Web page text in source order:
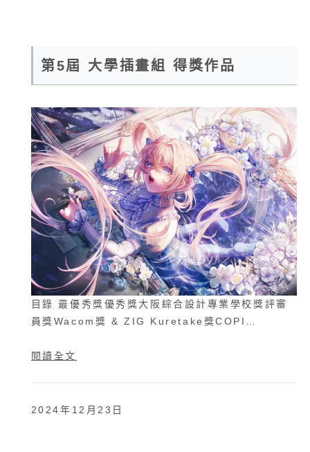
第5屆 大學插畫組 得獎作品
目錄 最優秀獎優秀獎大阪綜合設計專業學校獎評審
員獎Wacom獎 & ZIG Kuretake獎COPI…
閱讀全文
2024年12月23日